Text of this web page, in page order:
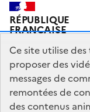
RÉPUBLIQUE
FRANÇAISE
Plan du site
Partagez votre
Ce site utilise
proposer des
messages de
remontées de
des contenus